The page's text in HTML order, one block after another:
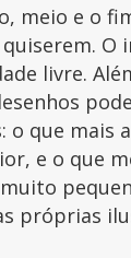
meio e o
O
livre.
o que mais
e o que
próprias